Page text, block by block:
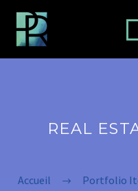
REAL
Accueil Portfolio